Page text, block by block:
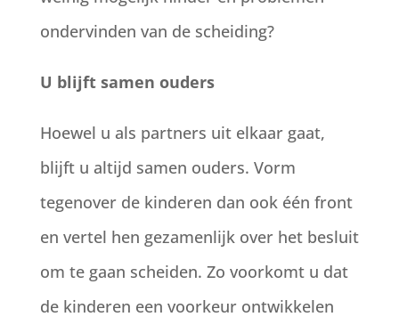
ondervinden van de scheiding?
U blijft samen ouders
Hoewel u als partners uit elkaar gaat,
blijft u altijd samen ouders. Vorm
tegenover de kinderen dan ook één front
en vertel hen gezamenlijk over het besluit
om te gaan scheiden. Zo voorkomt u dat
de kinderen een voorkeur ontwikkelen